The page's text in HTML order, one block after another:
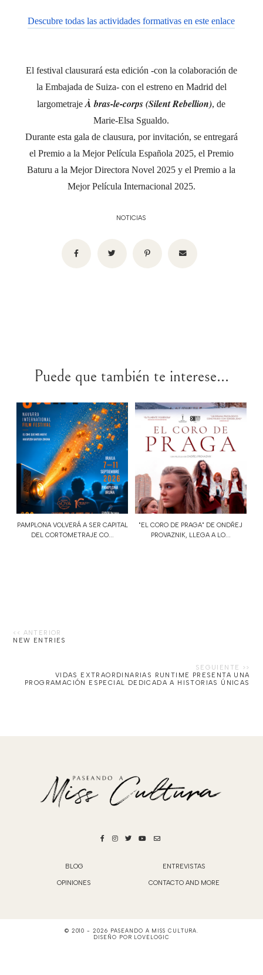
Descubre todas las actividades formativas en este enlace
El festival clausurará esta edición -con la colaboración de
la Embajada de Suiza- con el estreno en Madrid del
largometrajeÀ bras-le-corps (Silent Rebellion), de
Marie-Elsa Sgualdo.
Durante esta gala de clausura, por invitación, se entregará
el Premio a la Mejor Película Española 2025, el Premio
Baturu a la Mejor Directora Novel 2025 y el Premio a la
Mejor Película Internacional 2025.
NOTICIAS
Puede que también te interese...
PAMPLONA VOLVERÁ A SER CAPITAL
DEL CORTOMETRAJE CO...
"EL CORO DE PRAGA" DE ONDŘEJ
PROVAZNIK, LLEGA A LO...
NEW ENTRIES
VIDAS EXTRAORDINARIAS RUNTIME PRESENTA UNA
PROGRAMACIÓN ESPECIAL DEDICADA A HISTORIAS ÚNICAS
BLOG ENTREVISTAS
OPINIONES CONTACTO AND MORE
© 2010 - 2026 PASEANDO A MISS CULTURA
DISEÑO POR LOVELOGIC